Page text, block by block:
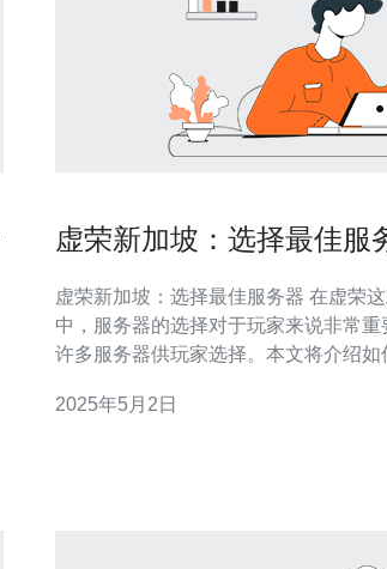
虚荣新加坡：选择最佳服
虚荣新加坡：选择最佳服务器 在虚荣这款流行的移动游戏
中，服务器的选择对于玩家来说非常
许多服务器供玩家选择。本文将介绍如
的地理位置。选择离自己所在区域较近
2025年5月2日